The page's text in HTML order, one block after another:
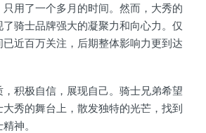
用了一个多月的时间。然而，大秀的
骑士品牌强大的凝聚力和向心力。仅
近百万关注，后期整体影响力更到达
积极自信，展现自己。骑士兄弟希望
秀的舞台上，散发独特的光芒，找到
神。